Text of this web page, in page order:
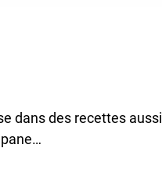
dans des recettes aussi